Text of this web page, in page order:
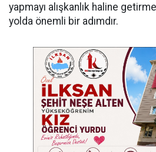
yapmayı alışkanlık haline
yolda önemli bir adımdır.